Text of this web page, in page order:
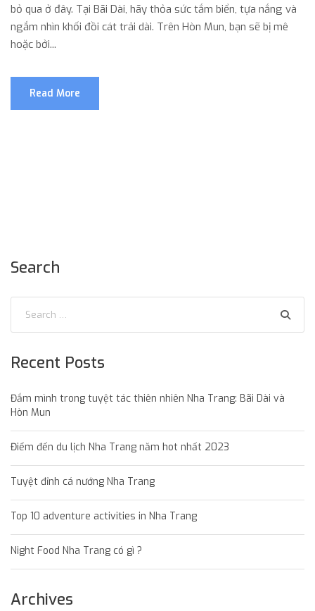
bỏ qua ở đây. Tại Bãi Dài, hãy thỏa sức tắm biển, tựa nắng và
ngắm nhìn khối đồi cát trải dài. Trên Hòn Mun, bạn sẽ bị mê
hoặc bởi...
Read More
Search
Recent Posts
Đắm mình trong tuyệt tác thiên nhiên Nha Trang: Bãi Dài và
Hòn Mun
Điểm đến du lịch Nha Trang năm hot nhất 2023
Tuyệt đỉnh cá nướng Nha Trang
Top 10 adventure activities in Nha Trang
Night Food Nha Trang có gì ?
Archives